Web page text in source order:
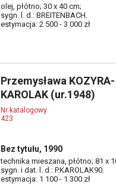
olej, płótno; 30 x 40 cm;
sygn. l. d.: BREITENBACH.
estymacja: 2 500 - 3 000 zł
Przemysława KOZYRA-
KAROLAK (ur.1948)
Nr katalogowy
423
Bez tytułu, 1990
technika mieszana, płótno; 81 x
sygn. i dat. l. d.: P.KAROLAK90.
estymacja: 1 100 - 1 300 zł